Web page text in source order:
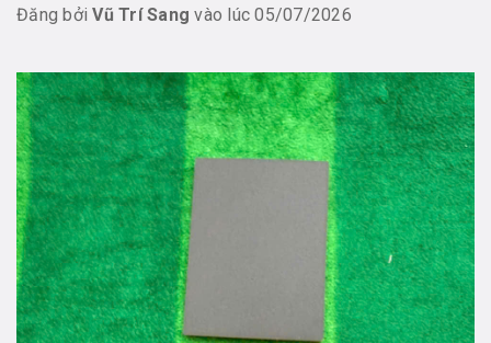
Đăng bởiVũ Trí Sang vào lúc 05/07/2026